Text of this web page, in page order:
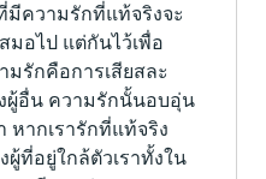
มีความรักที่แท้จริงจะ
มอไป แต่กันไว้เพื่อ
มรักคือการเสียสละ
ผู้อื่น ความรักนั้นอบอุ่น
หากเรารักที่แท้จริง
ที่อยู่ใกล้ตัวเราทั้งใน